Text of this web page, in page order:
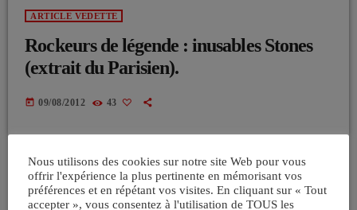
ARTICLE VEDETTE
Rockeurs de légende : inusables Stones
(extrait du Parisien).
today 09/08/2012 43
Nous utilisons des cookies sur notre site Web pour vous
offrir l'expérience la plus pertinente en mémorisant vos
préférences et en répétant vos visites. En cliquant sur « Tout
accepter », vous consentez à l'utilisation de TOUS les